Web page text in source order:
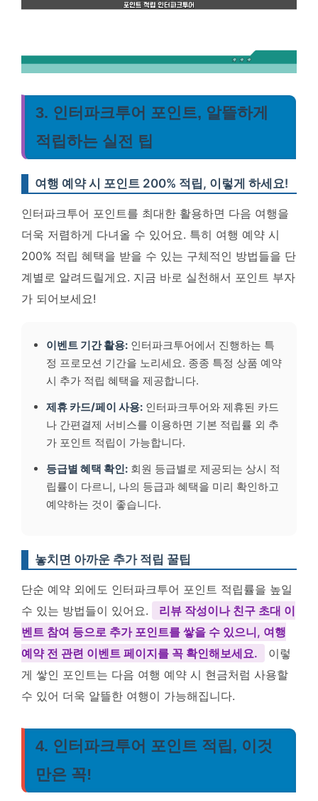
3. 인터파크투어 포인트, 알뜰하게
적립하는 실전 팁
여행 예약 시 포인트 200% 적립, 이렇게 하세요!
인터파크투어 포인트를 최대한 활용하면 다음 여행을
더욱 저렴하게 다녀올 수 있어요. 특히 여행 예약 시
200% 적립 혜택을 받을 수 있는 구체적인 방법들을 단
계별로 알려드릴게요. 지금 바로 실천해서 포인트 부자
가 되어보세요!
이벤트 기간 활용: 인터파크투어에서 진행하는 특
정 프로모션 기간을 노리세요. 종종 특정 상품 예약
시 추가 적립 혜택을 제공합니다.
제휴 카드/페이 사용: 인터파크투어와 제휴된 카드
나 간편결제 서비스를 이용하면 기본 적립률 외 추
가 포인트 적립이 가능합니다.
등급별 혜택 확인: 회원 등급별로 제공되는 상시 적
립률이 다르니, 나의 등급과 혜택을 미리 확인하고
예약하는 것이 좋습니다.
놓치면 아까운 추가 적립 꿀팁
단순 예약 외에도 인터파크투어 포인트 적립률을 높일
수 있는 방법들이 있어요.
리뷰 작성이나 친구 초대 이
벤트 참여 등으로 추가 포인트를 쌓을 수 있으니, 여행
예약 전 관련 이벤트 페이지를 꼭 확인해보세요.
이렇
게 쌓인 포인트는 다음 여행 예약 시 현금처럼 사용할
수 있어 더욱 알뜰한 여행이 가능해집니다.
4. 인터파크투어 포인트 적립, 이것
만은 꼭!